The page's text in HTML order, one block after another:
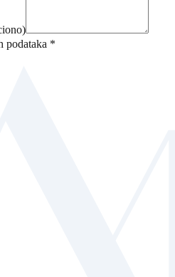
podataka *